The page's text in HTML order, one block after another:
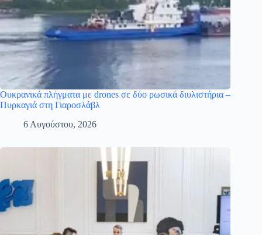
Ουκρανικά πλήγματα με drones σε δύο ρωσικά διυλιστήρια –
Πυρκαγιά στη Γιαροσλάβλ
6 Αυγούστου, 2026